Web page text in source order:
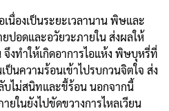
นื่องเป็นระยะเวลานาน พิษและ
ปอดและอวัยวะภายใน ส่งผลให้
งทำให้เกิดอาการไอแห้ง พิษบุหรี่ที่
ป็นความร้อนเข้าไปรบกวนจิตใจ ส่ง
บไม่สนิทและขี้ร้อน นอกจากนี้
ในยังไปขัดขวางการไหลเวียน